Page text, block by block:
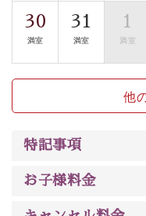
で心癒されます。 清
事、諏訪湖に包まれ
いただける、美しく
30
満室
31
満室
1
満室
他
特記事項
お子様料金